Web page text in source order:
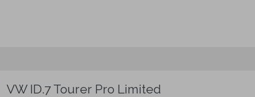
VW ID.7 Tourer Pro Limited